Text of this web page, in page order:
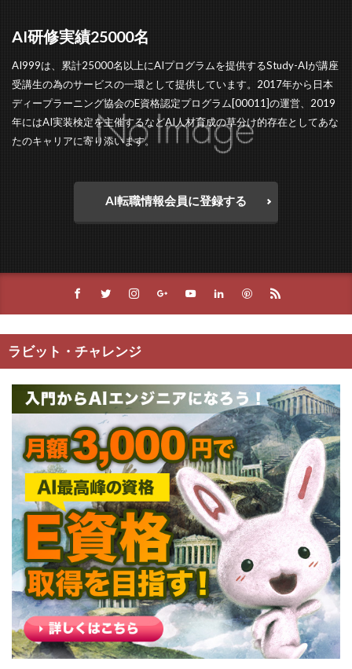
AI研修実績25000名
AI999は、累計25000名以上にAIプログラムを提供するStudy-AIが講座
受講生の為のサービスの一環として提供しています。2017年から日本
ディープラーニング協会のE資格認定プログラム[00011]の運営、2019
年にはAI実装検定を主催するなどAI人材育成の草分け的存在としてあな
たのキャリアに寄り添います。
AI転職情報会員に登録する
ラビット・チャレンジ